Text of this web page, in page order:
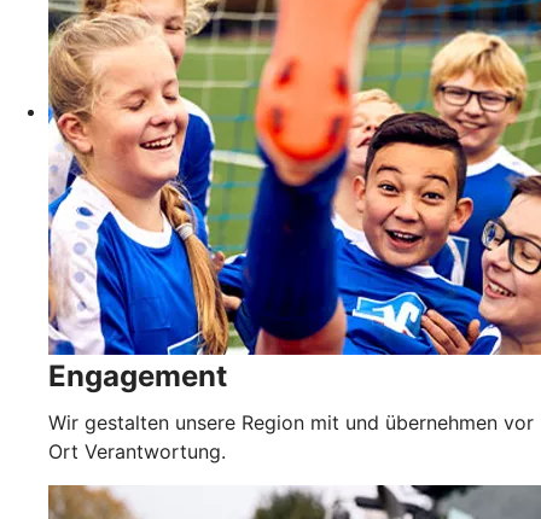
Engagement
Wir gestalten unsere Region mit und übernehmen vor
Ort Verantwortung.